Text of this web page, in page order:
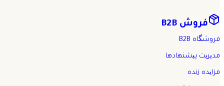
فروش B2B
فروشگاه B2B
مدیریت پیشنهادها
مزایده زنده